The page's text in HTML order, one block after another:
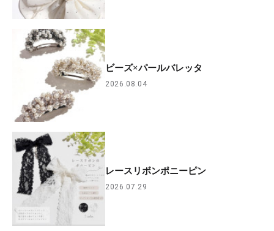
ビーズ×パールバレッタ
2026.08.04
レースリボンポニーピン
2026.07.29